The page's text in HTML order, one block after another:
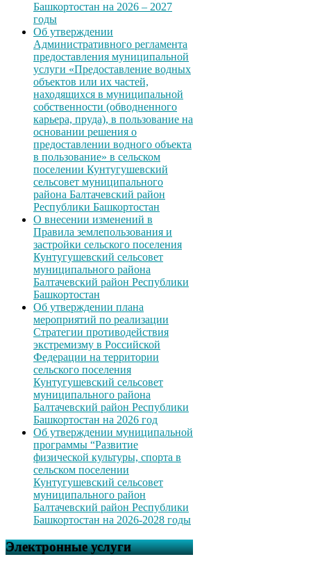
Башкортостан на 2026 – 2027
годы
Об утверждении
Административного регламента
предоставления муниципальной
услуги «Предоставление водных
объектов или их частей,
находящихся в муниципальной
собственности (обводненного
карьера, пруда), в пользование на
основании решения о
предоставлении водного объекта
в пользование» в сельском
поселении Кунтугушевский
сельсовет муниципального
района Балтачевский район
Республики Башкортостан
О внесении изменений в
Правила землепользования и
застройки сельского поселения
Кунтугушевский сельсовет
муниципального района
Балтачевский район Республики
Башкортостан
Об утверждении плана
мероприятий по реализации
Стратегии противодействия
экстремизму в Российской
Федерации на территории
сельского поселения
Кунтугушевский сельсовет
муниципального района
Балтачевский район Республики
Башкортостан на 2026 год
Об утверждении муниципальной
программы “Развитие
физической культуры, спорта в
сельском поселении
Кунтугушевский сельсовет
муниципального район
Балтачевский район Республики
Башкортостан на 2026-2028 годы
Электронные услуги